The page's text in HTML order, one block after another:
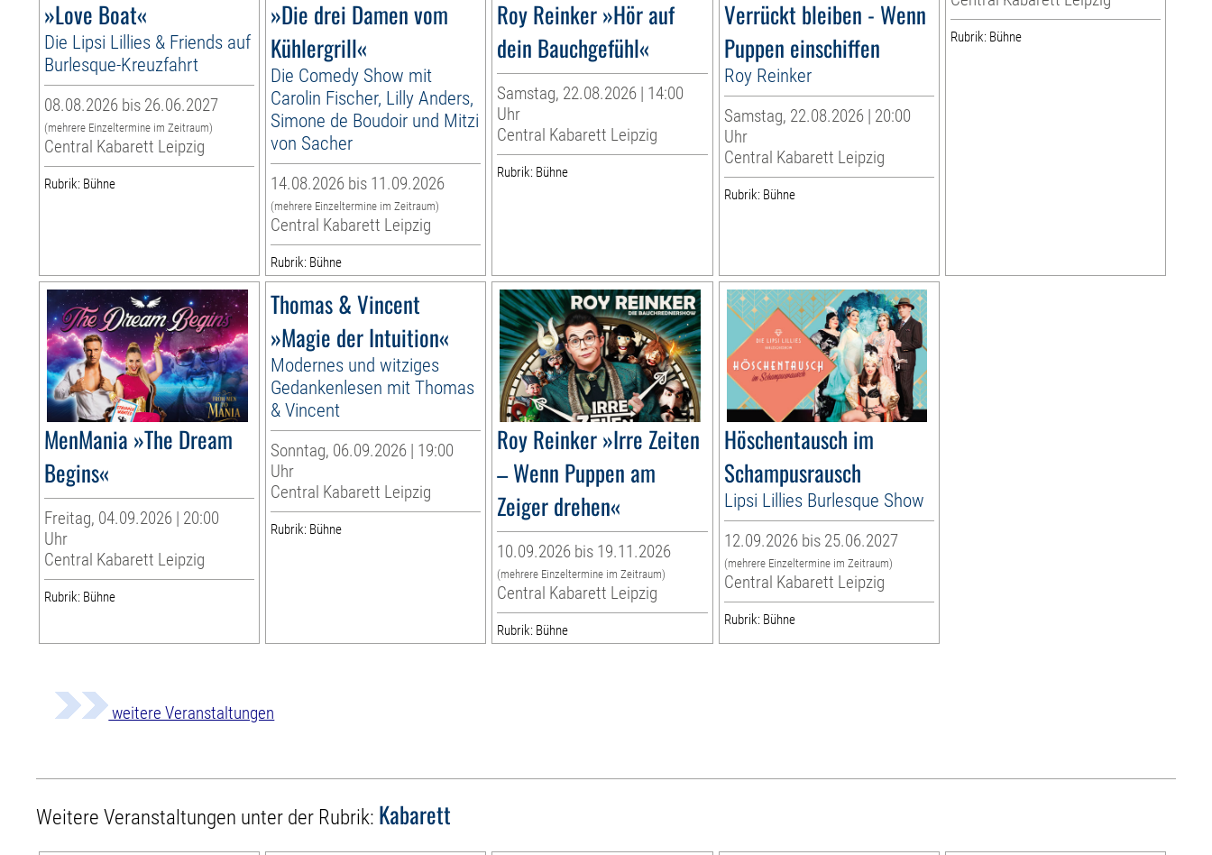
»Love Boat«
Die Lipsi Lillies & Friends auf
Burlesque-Kreuzfahrt
08.08.2026 bis 26.06.2027
(mehrere Einzeltermine im Zeitraum)
Central Kabarett Leipzig
Rubrik: Bühne
»Die drei Damen vom
Kühlergrill«
Die Comedy Show mit
Carolin Fischer, Lilly Anders,
Simone de Boudoir und Mitzi
von Sacher
14.08.2026 bis 11.09.2026
(mehrere Einzeltermine im Zeitraum)
Central Kabarett Leipzig
Rubrik: Bühne
Roy Reinker »Hör auf
dein Bauchgefühl«
Samstag, 22.08.2026 | 14:00
Uhr
Central Kabarett Leipzig
Rubrik: Bühne
Verrückt bleiben - Wenn
Puppen einschiffen
Roy Reinker
Samstag, 22.08.2026 | 20:00
Uhr
Central Kabarett Leipzig
Rubrik: Bühne
Rubrik: Bühne
MenMania »The Dream
Begins«
Freitag, 04.09.2026 | 20:00
Uhr
Central Kabarett Leipzig
Rubrik: Bühne
Thomas & Vincent
»Magie der Intuition«
Modernes und witziges
Gedankenlesen mit Thomas
& Vincent
Sonntag, 06.09.2026 | 19:00
Uhr
Central Kabarett Leipzig
Rubrik: Bühne
Roy Reinker »Irre Zeiten
– Wenn Puppen am
Zeiger drehen«
10.09.2026 bis 19.11.2026
(mehrere Einzeltermine im Zeitraum)
Central Kabarett Leipzig
Rubrik: Bühne
Höschentausch im
Schampusrausch
Lipsi Lillies Burlesque Show
12.09.2026 bis 25.06.2027
(mehrere Einzeltermine im Zeitraum)
Central Kabarett Leipzig
Rubrik: Bühne
weitere Veranstaltungen
Weitere Veranstaltungen unter der Rubrik: Kabarett